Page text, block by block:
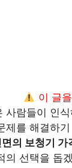
이 글
사람들이 인
제를 해결하
의 보청기 가
의 선택을 돕